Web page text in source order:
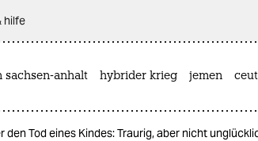
hilfe
sachsen-anhalt hybrider krieg jemen
den Tod eines Kindes: Traurig, aber nicht